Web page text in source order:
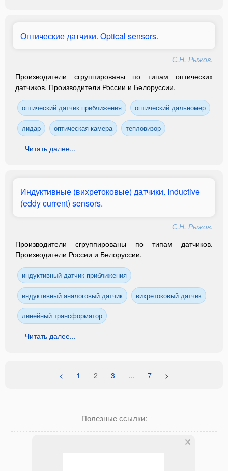
Оптические датчики. Optical sensors.
С.Н. Рыжов.
Производители сгруппированы по типам оптических
датчиков. Производители России и Белоруссии.
оптический датчик приближения оптический дальномер
лидар оптическая камера тепловизор
Читать далее...
Индуктивные (вихретоковые) датчики. Inductive
(eddy current) sensors.
С.Н. Рыжов.
Производители сгруппированы по типам датчиков.
Производители России и Белоруссии.
индуктивный датчик приближения
индуктивный аналоговый датчик вихретоковый датчик
линейный трансформатор
Читать далее...
< 1 2 3 ... 7 >
Полезные ссылки: